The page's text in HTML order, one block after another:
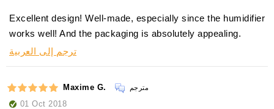
Excellent design! Well-made, especially since the humidifier
works well! And the packaging is absolutely appealing.
ترجم إلى العربية
Maxime G. مترجم
01 Oct 2018